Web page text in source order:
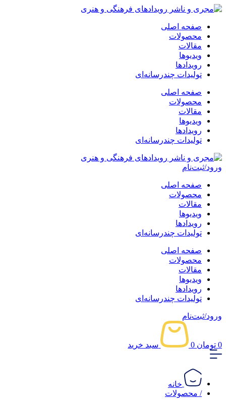
پرش
محتوا
صفحه اصلی
محصولات
مقالات
ویدیوها
رویدادها
تولیدات چندرسانه‌ای
صفحه اصلی
محصولات
مقالات
ویدیوها
رویدادها
تولیدات چندرسانه‌ای
ورود/ثبت‌نام
صفحه اصلی
محصولات
مقالات
ویدیوها
رویدادها
تولیدات چندرسانه‌ای
صفحه اصلی
محصولات
مقالات
ویدیوها
رویدادها
تولیدات چندرسانه‌ای
ورود/ثبت‌نام
0 تومان 0 سبد خرید
خانه
/ محصولات